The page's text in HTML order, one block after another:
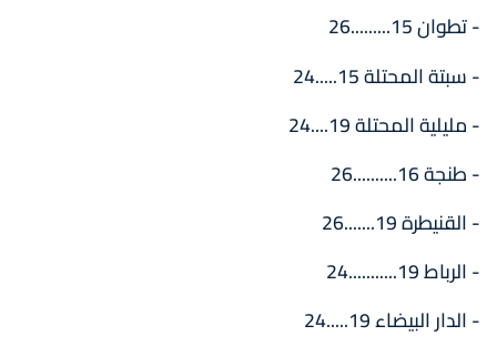
- تطوان 15.........26
- سبتة المحتلة 15.....24
- مليلية المحتلة 19....24
- طنجة 16..........26
- القنيطرة 19.......26
- الرباط 19...........24
- الدار البيضاء 19.....24